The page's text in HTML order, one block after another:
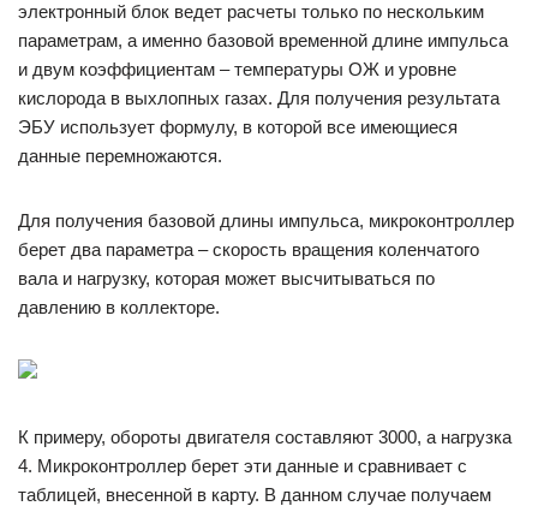
электронный блок ведет расчеты только по нескольким
параметрам, а именно базовой временной длине импульса
и двум коэффициентам – температуры ОЖ и уровне
кислорода в выхлопных газах. Для получения результата
ЭБУ использует формулу, в которой все имеющиеся
данные перемножаются.
Для получения базовой длины импульса, микроконтроллер
берет два параметра – скорость вращения коленчатого
вала и нагрузку, которая может высчитываться по
давлению в коллекторе.
К примеру, обороты двигателя составляют 3000, а нагрузка
4. Микроконтроллер берет эти данные и сравнивает с
таблицей, внесенной в карту. В данном случае получаем